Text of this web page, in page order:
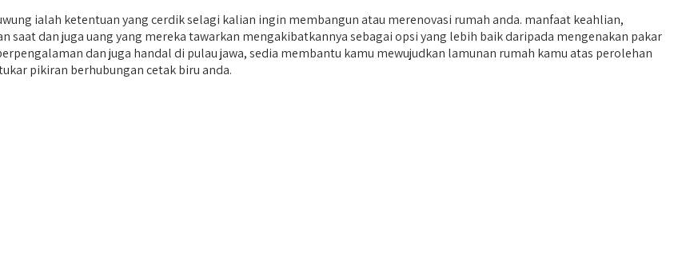
ialah ketentuan yang cerdik selagi kalian ingin membangun atau merenovasi rumah anda. manfaat keahlian,
dan juga uang yang mereka tawarkan mengakibatkannya sebagai opsi yang lebih baik daripada mengenakan pakar
dan juga handal di pulau jawa, sedia membantu kamu mewujudkan lamunan rumah kamu atas perolehan
pikiran berhubungan cetak biru anda.